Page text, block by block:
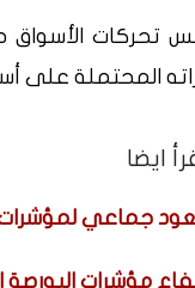
تحركات الأسواق
المحتملة على
ايضا
جماعي لمؤشرات
مؤشرات